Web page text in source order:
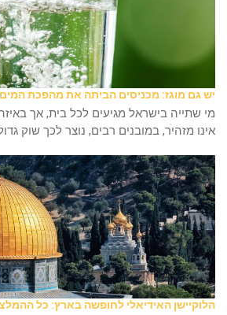
יש גם מוגז: מכניסים הביתה את מהפכת המים
מי שתייה בישראל מגיעים לכל בית, אך
אינו מזהיר, במובנים רבים, נוצר לכך שוק גדול
הלוקיישן האידיאלי לחופשה בארץ: כל ההמלצות